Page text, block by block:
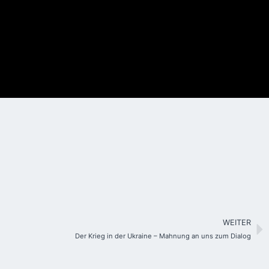
WEITER
Der Krieg in der Ukraine – Mahnung an uns zum Dialog